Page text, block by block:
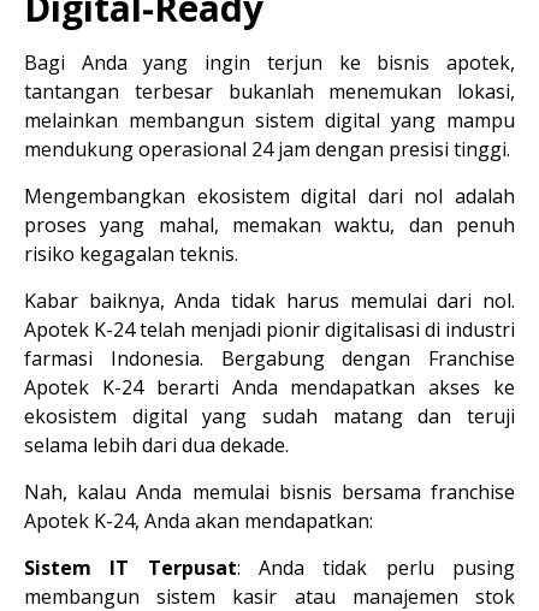
Bagi Anda yang ingin terjun ke bisnis apotek,
tantangan terbesar bukanlah menemukan lokasi,
melainkan membangun sistem digital yang mampu
mendukung operasional 24 jam dengan presisi tinggi.
Mengembangkan ekosistem digital dari nol adalah
proses yang mahal, memakan waktu, dan penuh
risiko kegagalan teknis.
Apotek K-24 telah menjadi pionir digitalisasi di industri
farmasi Indonesia. Bergabung dengan Franchise
Apotek K-24 berarti Anda mendapatkan akses ke
ekosistem digital yang sudah matang dan teruji
selama lebih dari dua dekade.
Nah, kalau Anda memulai bisnis bersama franchise
Apotek K-24, Anda akan mendapatkan:
Sistem IT Terpusat: Anda tidak perlu pusing
membangun sistem kasir atau manajemen stok